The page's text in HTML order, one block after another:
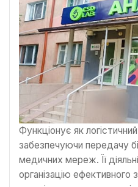
Функціонує як
забезпечуючи передачу
медичних мереж. Її
організацію ефективного